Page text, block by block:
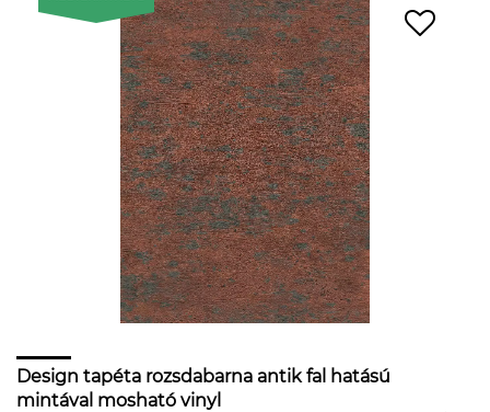
Design tapéta rozsdabarna antik fal hatású
mintával mosható vinyl